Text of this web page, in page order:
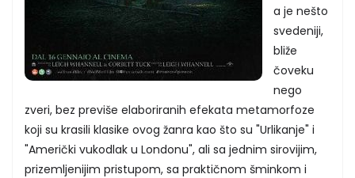
a je nešto
svedeniji,
bliže
čoveku
nego
zveri, bez previše elaboriranih efekata metamorfoze
koji su krasili klasike ovog žanra kao što su "Urlikanje" i
"Američki vukodlak u Londonu", ali sa jednim sirovijim,
prizemljenijim pristupom, sa praktičnom šminkom i